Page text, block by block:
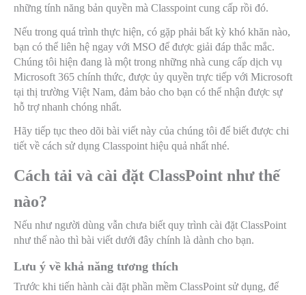
những tính năng bản quyền mà Classpoint cung cấp rồi đó.
Nếu trong quá trình thực hiện, có gặp phải bất kỳ khó khăn nào,
bạn có thể liên hệ ngay với MSO để được giải đáp thắc mắc.
Chúng tôi hiện đang là một trong những nhà cung cấp dịch vụ
Microsoft 365 chính thức, được ủy quyền trực tiếp với Microsoft
tại thị trường Việt Nam, đảm bảo cho bạn có thể nhận được sự
hỗ trợ nhanh chóng nhất.
Hãy tiếp tục theo dõi bài viết này của chúng tôi để biết được chi
tiết về cách sử dụng Classpoint hiệu quả nhất nhé.
Cách tải và cài đặt ClassPoint như thế
nào?
Nếu như người dùng vẫn chưa biết quy trình cài đặt ClassPoint
như thế nào thì bài viết dưới đây chính là dành cho bạn.
Lưu ý về khả năng tương thích
Trước khi tiến hành cài đặt phần mềm ClassPoint sử dụng, để